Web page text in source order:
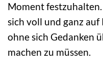
Moment
sich voll und ganz
ohne sich Gedanken
machen zu müssen.